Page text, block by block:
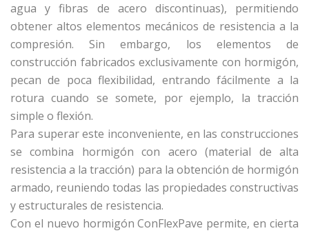
agua y fibras de acero discontinuas), permitiendo
obtener altos elementos mecánicos de resistencia a la
compresión. Sin embargo, los elementos de
construcción fabricados exclusivamente con hormigón,
pecan de poca flexibilidad, entrando fácilmente a la
rotura cuando se somete, por ejemplo, la tracción
simple o flexión.
Para superar este inconveniente, en las construcciones
se combina hormigón con acero (material de alta
resistencia a la tracción) para la obtención de hormigón
armado, reuniendo todas las propiedades constructivas
y estructurales de resistencia.
Con el nuevo hormigón ConFlexPave permite, en cierta